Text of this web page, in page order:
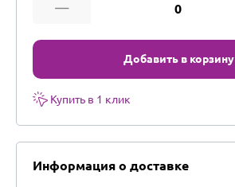
Добавить в корзину
Купить в 1 клик
Информация о доставке